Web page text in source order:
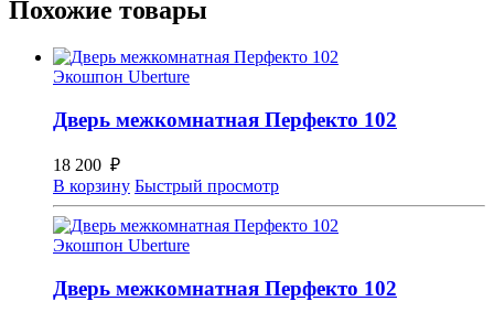
Похожие товары
Экошпон Uberture
Дверь межкомнатная Перфекто 102
18 200 ₽
В корзину Быстрый просмотр
Экошпон Uberture
Дверь межкомнатная Перфекто 102